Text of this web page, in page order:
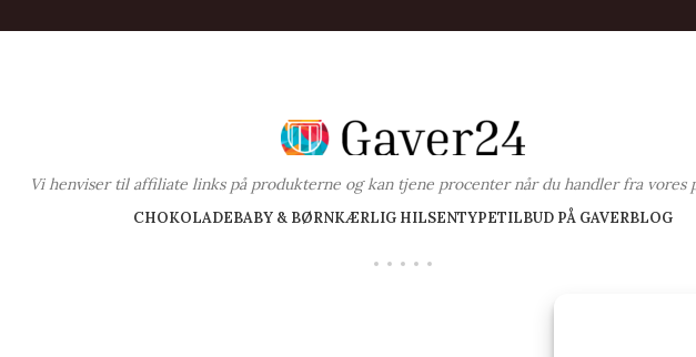
Vi henviser til affiliate links på produkterne og kan tjene procenter når du handler fra vores
CHOKOLADEBABY & BØRNKÆRLIG HILSENTYPETILBUD PÅ GAVERBLOG